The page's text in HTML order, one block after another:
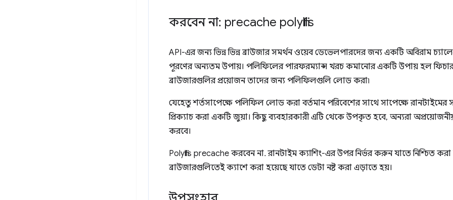
করবেন না: precache polyfills
API-এর জন্য ভিন্ন ভিন্ন ব্রাউজার সমর্থন ওয়েব ডেভেলপারদের জন্য একটি অবিরাম
পূরণের অন্যতম উপায়। পলিফিলের পারফরম্যান্স খরচ কমানোর একটি উপায় হল ফিচার
ব্রাউজারগুলির প্রয়োজন তাদের জন্য পলিফিলগুলি লোড করা৷
যেহেতু শর্তসাপেক্ষে পলিফিল লোড করা বর্তমান পরিবেশের সাথে সাপেক্ষে
প্রিক্যাচ করা একটি জুয়া। কিছু ব্যবহারকারী এটি থেকে উপকৃত হবে, অন্যরা
করবে।
Polyfills precache করবেন না. রানটাইম ক্যাশিং-এর উপর নির্ভর করুন যাতে নিশ্চিত
ব্রাউজারগুলিতেই ক্যাশে করা হয়েছে যাতে ডেটা নষ্ট করা এড়াতে হয়।